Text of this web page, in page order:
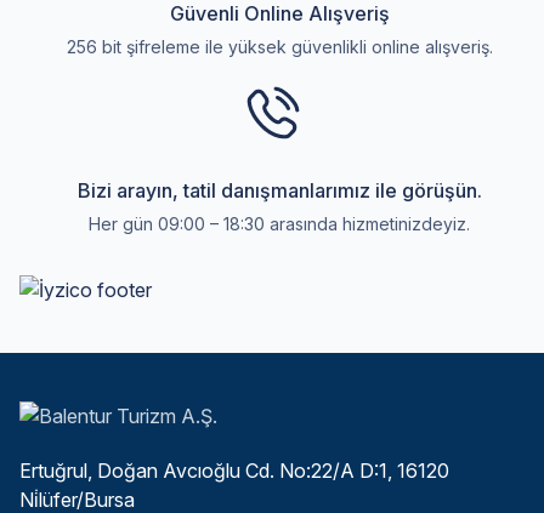
Güvenli Online Alışveriş
256 bit şifreleme ile yüksek güvenlikli online alışveriş.
Bizi arayın, tatil danışmanlarımız ile görüşün.
Her gün 09:00 – 18:30 arasında hizmetinizdeyiz.
Ertuğrul, Doğan Avcıoğlu Cd. No:22/A D:1, 16120
Ni̇lüfer/Bursa